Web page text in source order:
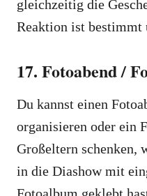
gleichzeitig die
Reaktion ist bestimmt
17. Fotoabend /
Du kannst einen
organisieren oder ein
Großeltern schenken,
in die Diashow mit